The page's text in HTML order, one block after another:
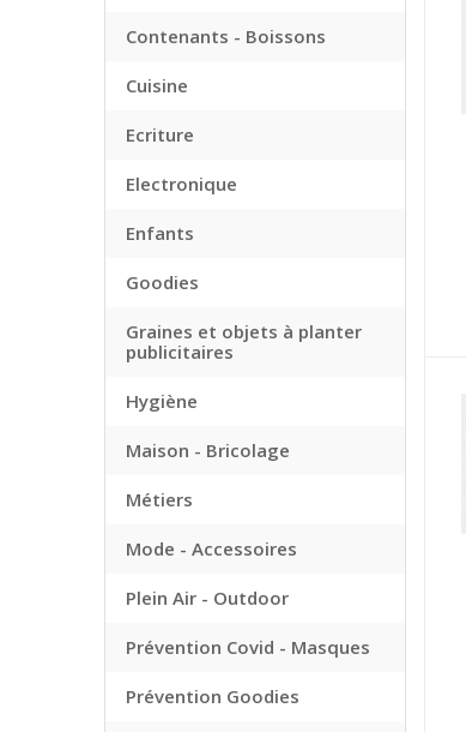
Contenants - Boissons
Cuisine
Ecriture
Electronique
Enfants
Goodies
Graines et objets à planter
publicitaires
Hygiène
Maison - Bricolage
Métiers
Mode - Accessoires
Plein Air - Outdoor
Prévention Covid - Masques
Prévention Goodies